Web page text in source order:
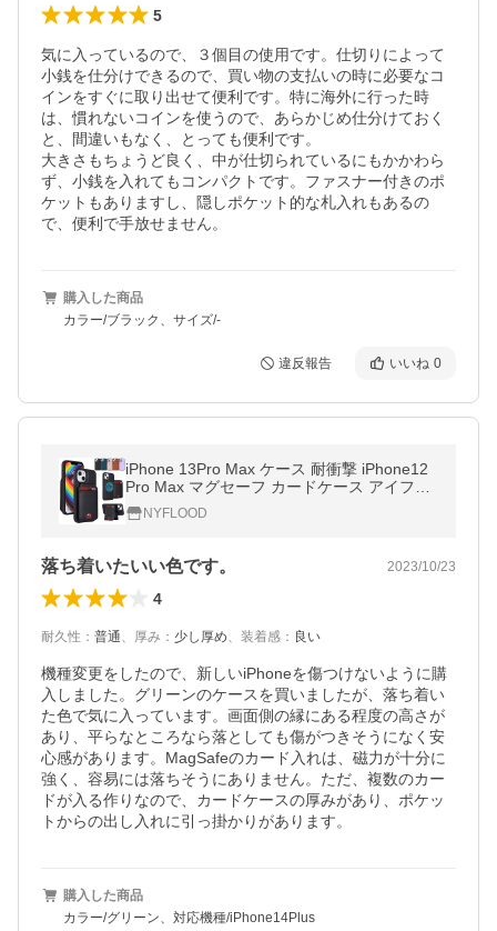
5
気に入っているので、３個目の使用です。仕切りによって
小銭を仕分けできるので、買い物の支払いの時に必要なコ
インをすぐに取り出せて便利です。特に海外に行った時
は、慣れないコインを使うので、あらかじめ仕分けておく
と、間違いもなく、とっても便利です。
大きさもちょうど良く、中が仕切られているにもかかわら
ず、小銭を入れてもコンパクトです。ファスナー付きのポ
ケットもありますし、隠しポケット的な札入れもあるの
で、便利で手放せません。
購入した商品
カラー/ブラック、サイズ/-
違反報告 いいね 0
iPhone 13Pro Max ケース 耐衝撃 iPhone12
Pro Max マグセーフ カードケース アイフォ
ン13mini 14 Plus スマホケース magsafe対応
カード収納 カードウォレット
NYFLOOD
落ち着いたいい色です。 2023/10/23
4
耐久性 ： 普通、 厚み ： 少し厚め、 装着感 ： 良い
機種変更をしたので、新しいiPhoneを傷つけないように購
入しました。グリーンのケースを買いましたが、落ち着い
た色で気に入っています。画面側の縁にある程度の高さが
あり、平らなところなら落としても傷がつきそうになく安
心感があります。MagSafeのカード入れは、磁力が十分に
強く、容易には落ちそうにありません。ただ、複数のカー
ドが入る作りなので、カードケースの厚みがあり、ポケッ
トからの出し入れに引っ掛かりがあります。
購入した商品
カラー/グリーン、対応機種/iPhone14Plus